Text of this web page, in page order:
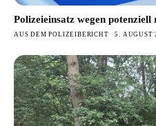
Polizeieinsatz wegen
AUS DEM POLIZEIBERICHT 5. AUGUST